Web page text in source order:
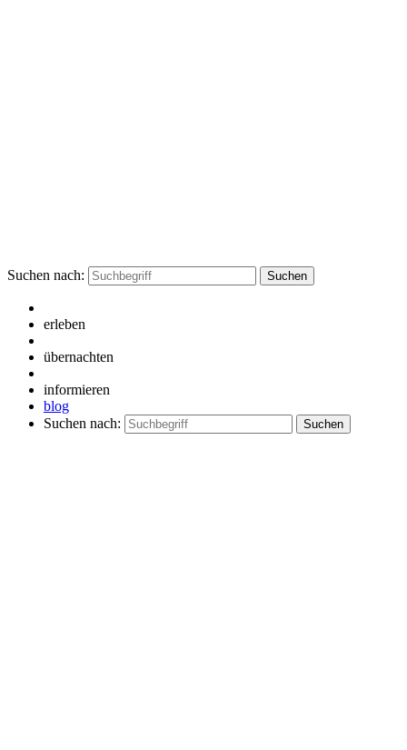
Suchen nach:
erleben
übernachten
informieren
blog
Suchen nach: